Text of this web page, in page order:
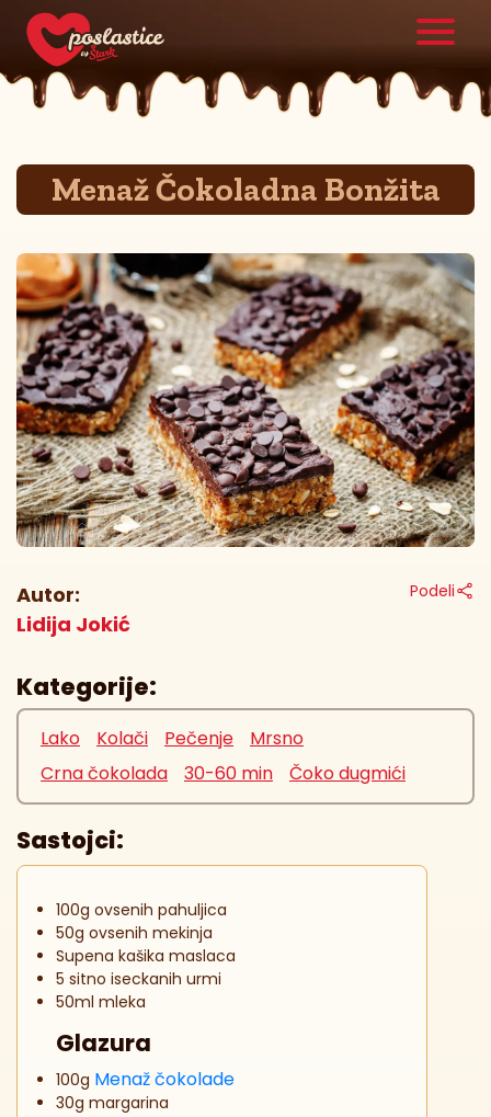
Menaž Čokoladna Bonžita
Autor:
Lidija Jokić
Podeli
Kategorije:
Lako Kolači Pečenje
Mrsno
Crna čokolada
30-60 min Čoko dugmići
Sastojci:
100g ovsenih pahuljica
50g ovsenih mekinja
Supena kašika maslaca
5 sitno iseckanih urmi
50ml mleka
Glazura
100g Menaž čokolade
30g margarina